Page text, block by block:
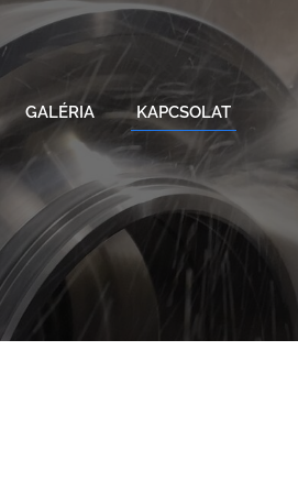
GALÉRIA KAPCSOLAT